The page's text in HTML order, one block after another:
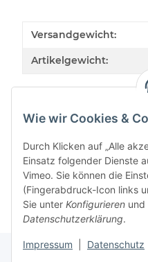
Versandgewicht:
Artikelgewicht:
Bewertungen
Wie wir Cookies &
Durch Klicken auf „Alle
Einsatz folgender Dienste
Vimeo. Sie können die
(Fingerabdruck-Icon links
Sie unter Konfigurieren und
Datenschutzerklärung.
Impressum Datenschutz